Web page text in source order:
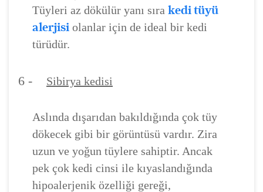
Tüyleri az dökülür yanı sıra kedi tüyü
alerjisi olanlar için de ideal bir kedi
türüdür.
6 - Sibirya kedisi
Aslında dışarıdan bakıldığında çok tüy
dökecek gibi bir görüntüsü vardır. Zira
uzun ve yoğun tüylere sahiptir. Ancak
pek çok kedi cinsi ile kıyaslandığında
hipoalerjenik özelliği gereği,